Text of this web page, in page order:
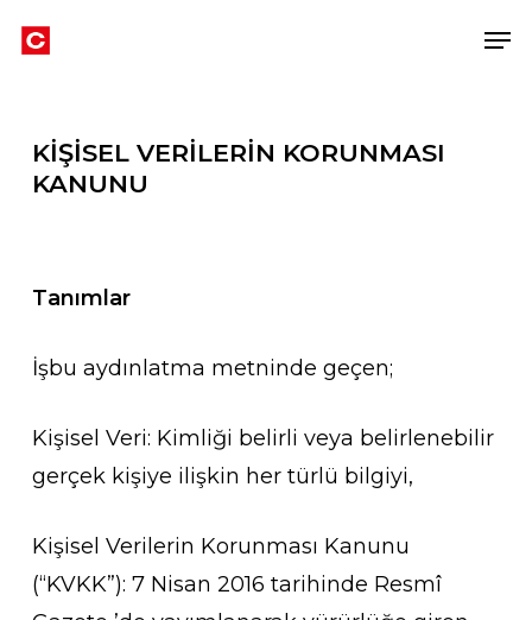
KİŞİSEL VERİLERİN KORUNMASI
KANUNU
Tanımlar
İşbu aydınlatma metninde geçen;
Kişisel Veri: Kimliği belirli veya belirlenebilir
gerçek kişiye ilişkin her türlü bilgiyi,
Kişisel Verilerin Korunması Kanunu
(“KVKK”): 7 Nisan 2016 tarihinde Resmî